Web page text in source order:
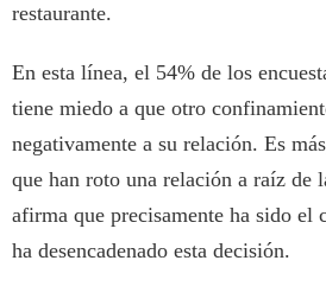
restaurante.
En esta línea, el 54% de los
tiene miedo a que otro
negativamente a su relación. Es
que han roto una relación a raíz de
afirma que precisamente ha sido el
ha desencadenado esta decisión.